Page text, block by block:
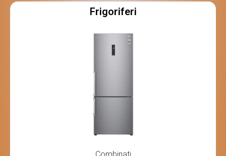
Frigoriferi